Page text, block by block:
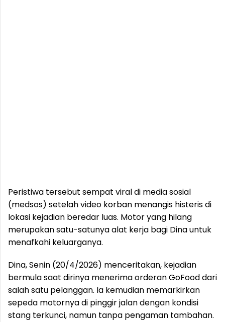
Peristiwa tersebut sempat viral di media sosial
(medsos) setelah video korban menangis histeris di
lokasi kejadian beredar luas. Motor yang hilang
merupakan satu-satunya alat kerja bagi Dina untuk
menafkahi keluarganya.
Dina, Senin (20/4/2026) menceritakan, kejadian
bermula saat dirinya menerima orderan GoFood dari
salah satu pelanggan. Ia kemudian memarkirkan
sepeda motornya di pinggir jalan dengan kondisi
stang terkunci, namun tanpa pengaman tambahan.